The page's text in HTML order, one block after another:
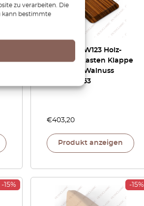
zu verarbeiten. Die
kann bestimmte
Mercedes W123 Holz-
Verbandskasten Klappe
Zebrano / Walnuss
A1238650053
€403,20
Produkt anzeigen
-15% -15%